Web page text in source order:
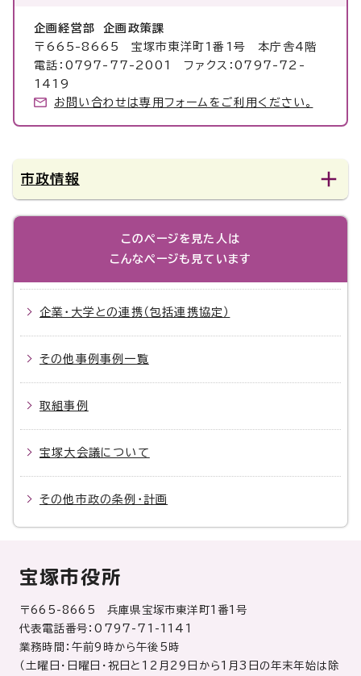
企画経営部 企画政策課
〒665-8665 宝塚市東洋町1番1号 本庁舎4階
電話：0797-77-2001 ファクス：0797-72-
1419
お問い合わせは専用フォームをご利用ください。
市政情報
このページを見た人は
こんなページも見ています
企業・大学との連携（包括連携協定）
その他事例事例一覧
取組事例
宝塚大会議について
その他市政の条例・計画
宝塚市役所
〒665-8665 兵庫県宝塚市東洋町1番1号
代表電話番号：0797-71-1141
業務時間：午前9時から午後5時
（土曜日・日曜日・祝日と12月29日から1月3日の年末年始は除